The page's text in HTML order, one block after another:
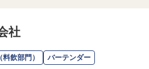
社
飲部門）
バーテンダー